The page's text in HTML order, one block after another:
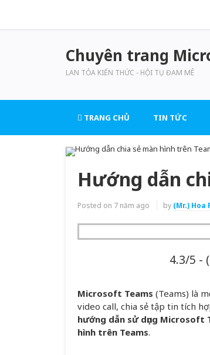
Chuyên trang
LAN TỎA KIẾN THỨC - HỘI TỤ ĐAM MÊ
TRANG CHỦ TIN TỨC
Hướng dẫn
Posted on 7 năm ago by (Mr.) Hoa
4.3/5 -
Microsoft Teams (Teams) là
video call, chia sẻ tập tin tích
hướng dẫn sử dụng Microsoft
hình trên Teams.